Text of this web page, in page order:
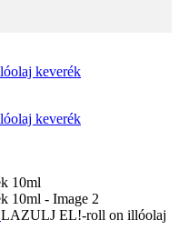
LAZULJ EL!-roll on illóolaj